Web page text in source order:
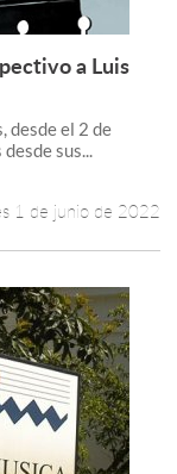
más +
a Luis
desde el 2 de
sus...
1 de junio de 2022